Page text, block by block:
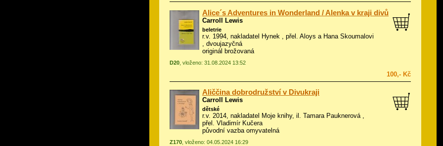
Alice´s Adventures in Wonderland / Alenka v kraji divů
Carroll Lewis
beletrie
r.v. 1994, nakladatel Hynek , přel. Aloys a Hana Skoumalovi
, dvoujazyčná
originál brožovaná
D20 , vloženo: 31.08.2024 13:52
100,- Kč
Aliččina dobrodružství v Divukraji
Carroll Lewis
dětské
r.v. 2014, nakladatel Moje knihy, il. Tamara Pauknerová,
přel. Vladimír Kučera
původní vazba omyvatelná
Z170, vloženo: 04.05.2024 16:29